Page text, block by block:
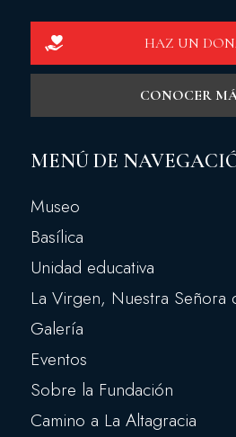
HAZ UN
CONOCER
MENÚ DE
Museo
Basílica
Unidad educativa
La Virgen, Nuestra Señora
Galería
Eventos
Sobre la Fundación
Camino a La Altagracia